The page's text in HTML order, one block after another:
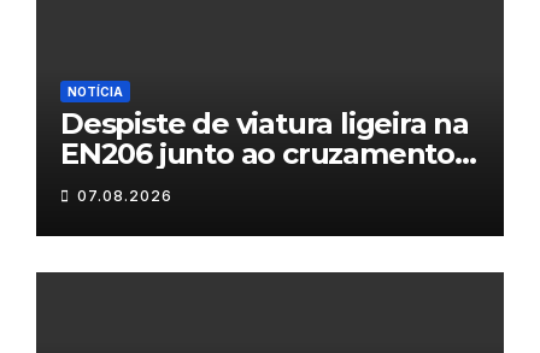
NOTÍCIA
Despiste de viatura ligeira na
EN206 junto ao cruzamento
Fornos do Pinhal
07.08.2026